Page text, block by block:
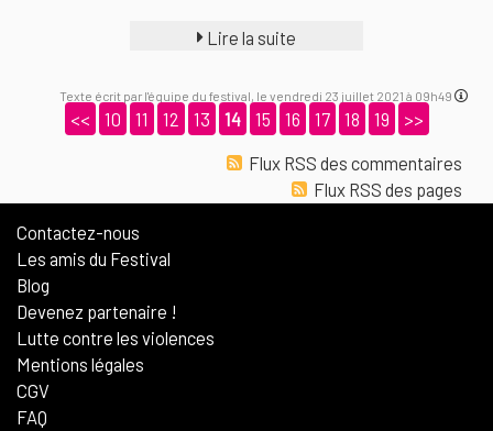
Lire la suite
Texte écrit par l'équipe du festival, le vendredi 23 juillet 2021 à 09h49
<< 10 11 12 13 14 15 16 17 18 19 >>
Flux RSS des commentaires
Flux RSS des pages
Contactez-nous
Les amis du Festival
Blog
Devenez partenaire !
Lutte contre les violences
Mentions légales
CGV
FAQ